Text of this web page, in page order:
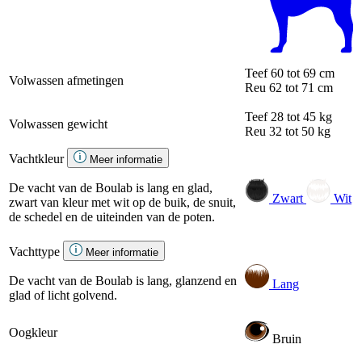
Volwassen afmetingen
Teef 60 tot 69 cm
Reu 62 tot 71 cm
Volwassen gewicht
Teef 28 tot 45 kg
Reu 32 tot 50 kg
Vachtkleur
Meer informatie
De vacht van de Boulab is lang en glad,
zwart van kleur met wit op de buik, de snuit,
de schedel en de uiteinden van de poten.
Zwart Wit
Vachttype Meer informatie
De vacht van de Boulab is lang, glanzend en
glad of licht golvend.
Lang
Oogkleur Bruin